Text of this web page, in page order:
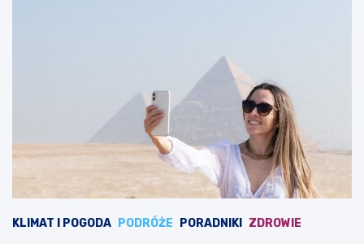
KLIMAT I POGODA PODRÓŻE PORADNIKI ZDROWIE